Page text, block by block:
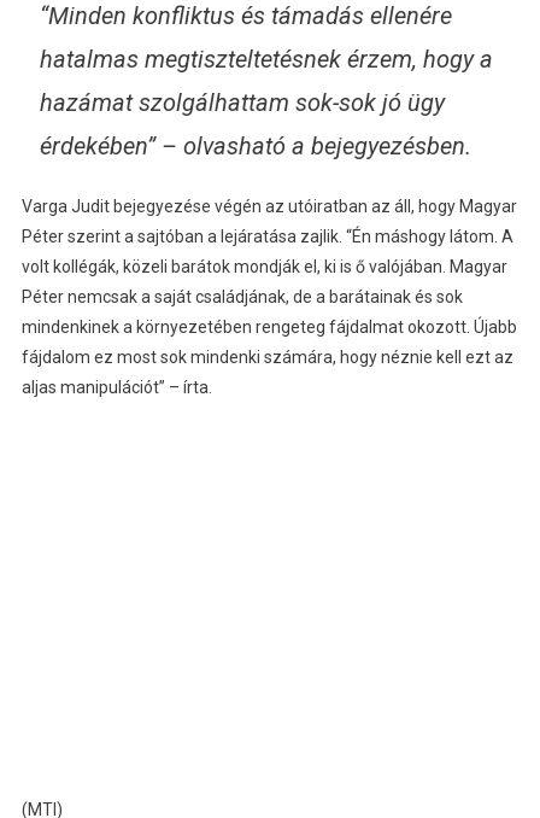
“Minden konfliktus és támadás ellenére
hatalmas megtiszteltetésnek érzem, hogy a
hazámat szolgálhattam sok-sok jó ügy
érdekében” – olvasható a bejegyezésben.
Varga Judit bejegyezése végén az utóiratban az áll, hogy Magyar
Péter szerint a sajtóban a lejáratása zajlik. “Én máshogy látom. A
volt kollégák, közeli barátok mondják el, ki is ő valójában. Magyar
Péter nemcsak a saját családjának, de a barátainak és sok
mindenkinek a környezetében rengeteg fájdalmat okozott. Újabb
fájdalom ez most sok mindenki számára, hogy néznie kell ezt az
aljas manipulációt” – írta.
(MTI)